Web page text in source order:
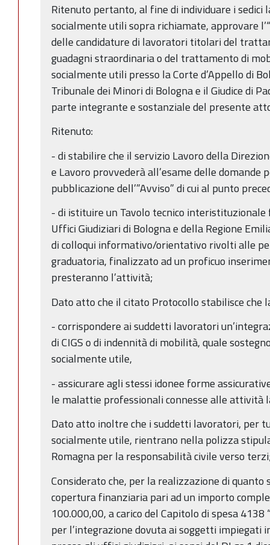
Ritenuto pertanto, al fine di individuare i
socialmente utili sopra richiamate, approvare
delle candidature di lavoratori titolari del
guadagni straordinaria o del trattamento di
socialmente utili presso la Corte d’Appello di
Tribunale dei Minori di Bologna e il Giudice di
parte integrante e sostanziale del presente
Ritenuto:
- di stabilire che il servizio Lavoro della
e Lavoro provvederà all’esame delle domande
pubblicazione dell’”Avviso” di cui al punto
- di istituire un Tavolo tecnico
Uffici Giudiziari di Bologna e della Regione
di colloqui informativo/orientativo rivolti alle
graduatoria, finalizzato ad un proficuo
presteranno l’attività;
Dato atto che il citato Protocollo stabilisce che
- corrispondere ai suddetti lavoratori
di CIGS o di indennità di mobilità, quale
socialmente utile,
- assicurare agli stessi idonee forme
le malattie professionali connesse alle attività
Dato atto inoltre che i suddetti lavoratori, per
socialmente utile, rientrano nella polizza
Romagna per la responsabilità civile verso
Considerato che, per la realizzazione di
copertura finanziaria pari ad un importo
100.000,00, a carico del Capitolo di spesa
per l’integrazione dovuta ai soggetti